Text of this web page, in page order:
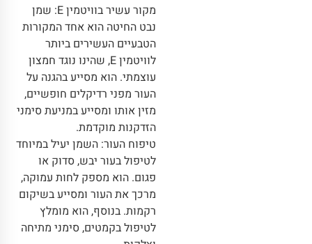
מקור עשיר בוויטמין E: שמן
נבט החיטה הוא אחד המקורות
הטבעיים העשירים ביותר
לוויטמין E, שהינו נוגד חמצון
עוצמתי. הוא מסייע בהגנה על
העור מפני רדיקלים חופשיים,
מזין אותו ומסייע במניעת סימני
הזדקנות מוקדמת.
טיפוח העור: השמן יעיל במיוחד
לטיפול בעור יבש, סדוק או
פגום. הוא מספק לחות עמוקה,
מרכך את העור ומסייע בשיקום
רקמות. בנוסף, הוא מומלץ
לטיפול בקמטים, סימני מתיחה